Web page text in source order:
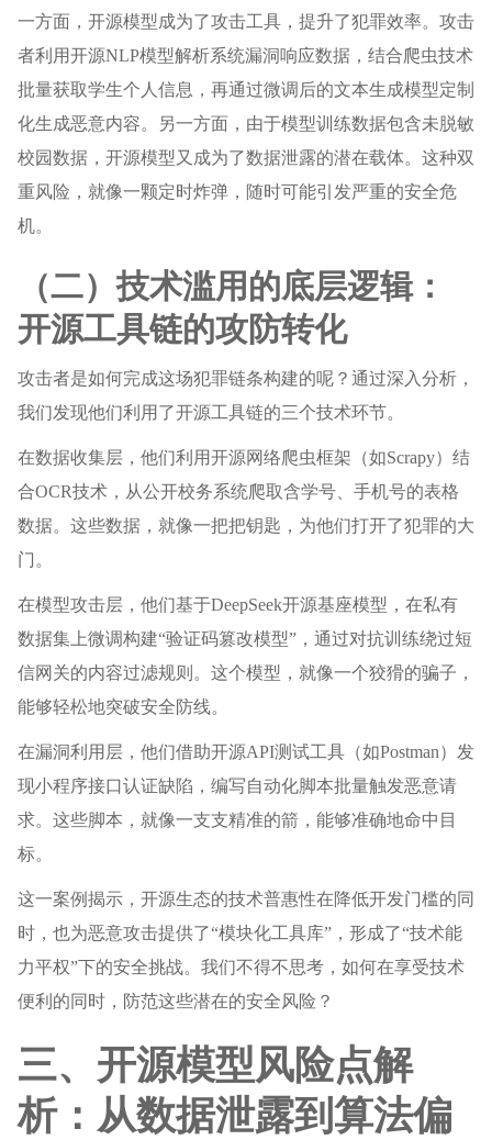
一方面，开源模型成为了攻击工具，提升了犯罪效率。攻击
者利用开源NLP模型解析系统漏洞响应数据，结合爬虫技术
批量获取学生个人信息，再通过微调后的文本生成模型定制
化生成恶意内容。另一方面，由于模型训练数据包含未脱敏
校园数据，开源模型又成为了数据泄露的潜在载体。这种双
重风险，就像一颗定时炸弹，随时可能引发严重的安全危
机。
（二）技术滥用的底层逻辑：
开源工具链的攻防转化
攻击者是如何完成这场犯罪链条构建的呢？通过深入分析，
我们发现他们利用了开源工具链的三个技术环节。
在数据收集层，他们利用开源网络爬虫框架（如Scrapy）结
合OCR技术，从公开校务系统爬取含学号、手机号的表格
数据。这些数据，就像一把把钥匙，为他们打开了犯罪的大
门。
在模型攻击层，他们基于DeepSeek开源基座模型，在私有
数据集上微调构建“验证码篡改模型”，通过对抗训练绕过短
信网关的内容过滤规则。这个模型，就像一个狡猾的骗子，
能够轻松地突破安全防线。
在漏洞利用层，他们借助开源API测试工具（如Postman）发
现小程序接口认证缺陷，编写自动化脚本批量触发恶意请
求。这些脚本，就像一支支精准的箭，能够准确地命中目
标。
这一案例揭示，开源生态的技术普惠性在降低开发门槛的同
时，也为恶意攻击提供了“模块化工具库”，形成了“技术能
力平权”下的安全挑战。我们不得不思考，如何在享受技术
便利的同时，防范这些潜在的安全风险？
三、开源模型风险点解
析：从数据泄露到算法偏